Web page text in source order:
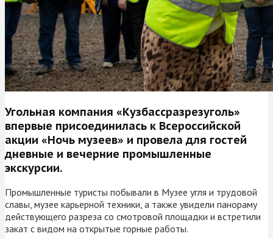
Угольная компания «Кузбассразрезуголь»
впервые присоединилась к Всероссийской
акции «Ночь музеев» и провела для гостей
дневные и вечерние промышленные
экскурсии.
Промышленные туристы побывали в Музее угля и трудовой
славы, музее карьерной техники, а также увидели панораму
действующего разреза со смотровой площадки и встретили
закат с видом на открытые горные работы.